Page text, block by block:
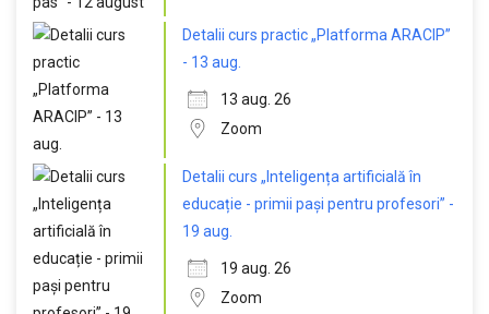
Detalii curs practic „Platforma ARACIP”
- 13 aug.
13 aug. 26
Zoom
Detalii curs „Inteligența artificială în
educație - primii pași pentru profesori” -
19 aug.
19 aug. 26
Zoom